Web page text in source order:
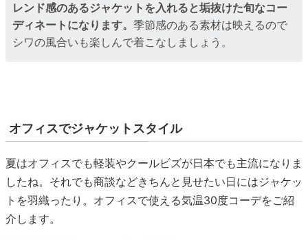
レンド感のあるジャケットを入れると垢抜けた旬なコー
ディネートになります。季節感のある素材は映えるので
シワの風合いも楽しんで着こなしましょう。
オフィスでジャケットスタイル
夏はオフィスでも軽装やクールビズが日本でも主流になりま
したね。それでも商談などきちんと見せたい日にはジャケッ
トを羽織ったり。オフィスで使える気温30度コーデをご紹
介します。